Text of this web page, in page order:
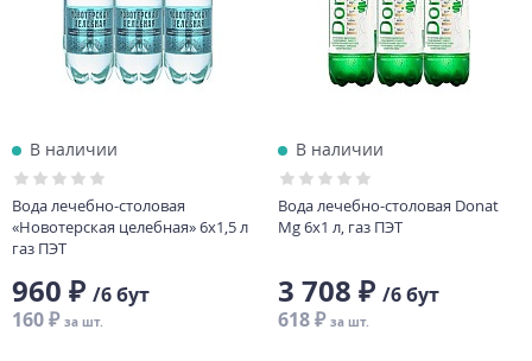
В наличии
Вода лечебно-столовая
«Новотерская целебная» 6х1,5 л
газ ПЭТ
960 ₽ /6 бут
160 ₽ за шт.
В наличии
Вода лечебно-столовая Donat
Mg 6х1 л, газ ПЭТ
3 708 ₽ /6 бут
618 ₽ за шт.